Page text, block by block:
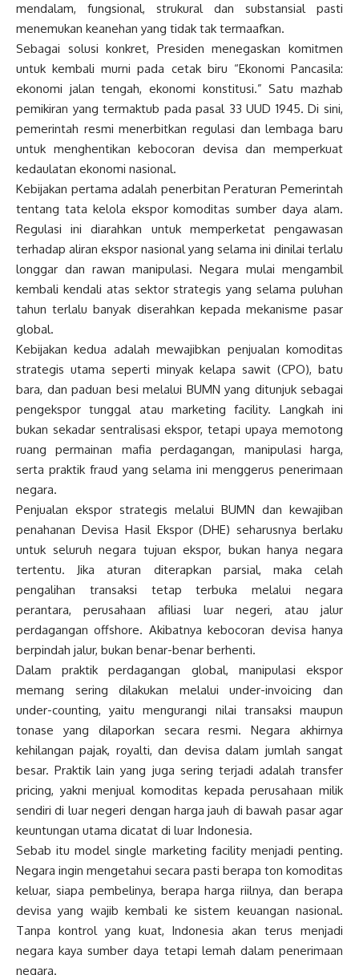
mendalam, fungsional, strukural dan substansial pasti
menemukan keanehan yang tidak tak termaafkan.
Sebagai solusi konkret, Presiden menegaskan komitmen
untuk kembali murni pada cetak biru “Ekonomi Pancasila:
ekonomi jalan tengah, ekonomi konstitusi.” Satu mazhab
pemikiran yang termaktub pada pasal 33 UUD 1945. Di sini,
pemerintah resmi menerbitkan regulasi dan lembaga baru
untuk menghentikan kebocoran devisa dan memperkuat
kedaulatan ekonomi nasional.
Kebijakan pertama adalah penerbitan Peraturan Pemerintah
tentang tata kelola ekspor komoditas sumber daya alam.
Regulasi ini diarahkan untuk memperketat pengawasan
terhadap aliran ekspor nasional yang selama ini dinilai terlalu
longgar dan rawan manipulasi. Negara mulai mengambil
kembali kendali atas sektor strategis yang selama puluhan
tahun terlalu banyak diserahkan kepada mekanisme pasar
global.
Kebijakan kedua adalah mewajibkan penjualan komoditas
strategis utama seperti minyak kelapa sawit (CPO), batu
bara, dan paduan besi melalui BUMN yang ditunjuk sebagai
pengekspor tunggal atau marketing facility. Langkah ini
bukan sekadar sentralisasi ekspor, tetapi upaya memotong
ruang permainan mafia perdagangan, manipulasi harga,
serta praktik fraud yang selama ini menggerus penerimaan
negara.
Penjualan ekspor strategis melalui BUMN dan kewajiban
penahanan Devisa Hasil Ekspor (DHE) seharusnya berlaku
untuk seluruh negara tujuan ekspor, bukan hanya negara
tertentu. Jika aturan diterapkan parsial, maka celah
pengalihan transaksi tetap terbuka melalui negara
perantara, perusahaan afiliasi luar negeri, atau jalur
perdagangan offshore. Akibatnya kebocoran devisa hanya
berpindah jalur, bukan benar-benar berhenti.
Dalam praktik perdagangan global, manipulasi ekspor
memang sering dilakukan melalui under-invoicing dan
under-counting, yaitu mengurangi nilai transaksi maupun
tonase yang dilaporkan secara resmi. Negara akhirnya
kehilangan pajak, royalti, dan devisa dalam jumlah sangat
besar. Praktik lain yang juga sering terjadi adalah transfer
pricing, yakni menjual komoditas kepada perusahaan milik
sendiri di luar negeri dengan harga jauh di bawah pasar agar
keuntungan utama dicatat di luar Indonesia.
Sebab itu model single marketing facility menjadi penting.
Negara ingin mengetahui secara pasti berapa ton komoditas
keluar, siapa pembelinya, berapa harga riilnya, dan berapa
devisa yang wajib kembali ke sistem keuangan nasional.
Tanpa kontrol yang kuat, Indonesia akan terus menjadi
negara kaya sumber daya tetapi lemah dalam penerimaan
negara.